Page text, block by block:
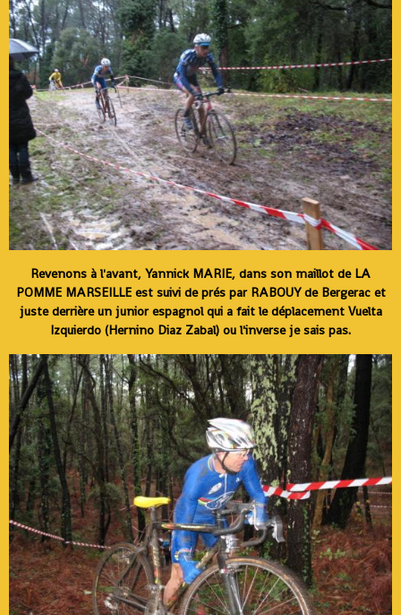
Revenons à l'avant, Yannick MARIE, dans son maillot de LA
POMME MARSEILLE est suivi de prés par RABOUY de Bergerac et
juste derrière un junior espagnol qui a fait le déplacement Vuelta
Izquierdo (Hernino Diaz Zabal) ou l'inverse je sais pas.